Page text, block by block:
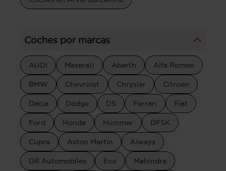
Coches por marcas
AUDI Maserati Abarth Alfa Romeo
BMW Chevrolet Chrysler Citroen
Dacia Dodge DS Ferrari Fiat
Ford Honda Hummer DFSK
Cupra Aston Martin Aiways
DR Automobiles Evo Mahindra